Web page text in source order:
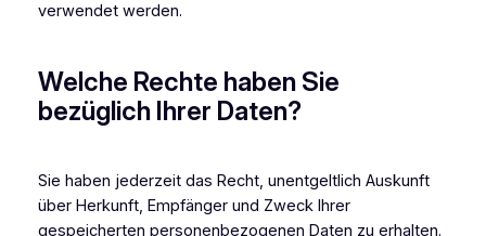
verwendet werden.
Welche Rechte haben Sie
bezüglich Ihrer Daten?
Sie haben jederzeit das Recht, unentgeltlich Auskunft
über Herkunft, Empfänger und Zweck Ihrer
gespeicherten personenbezogenen Daten zu erhalten.